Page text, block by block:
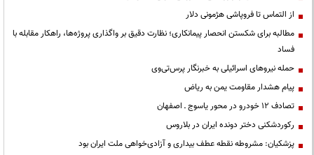
از التماس تا فروپاشی هژمونی دلار
مطالبه برای شکستن انحصار پیمانکاری؛ نظارت دقیق بر واگذاری پروژه‌ها، راهکار مقابله با
فساد
حمله نیروهای اسرائیلی به خبرنگار پرس‌تی‌وی
پیام هشدار مقاومت یمن به ریاض
تصادف ۱۲ خودرو در محور یاسوج ـ اصفهان
رکوردشکنی دختر دونده ایران در بلاروس
پزشکیان: مشروطه نقطه عطف بیداری و آزادی‌خواهی ملت ایران بود